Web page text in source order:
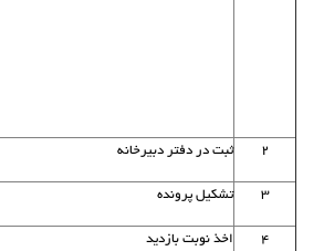
۲ ثبت در دفتر دبیرخانه
۳ تشکیل پرونده
۴ اخذ نوبت بازدید